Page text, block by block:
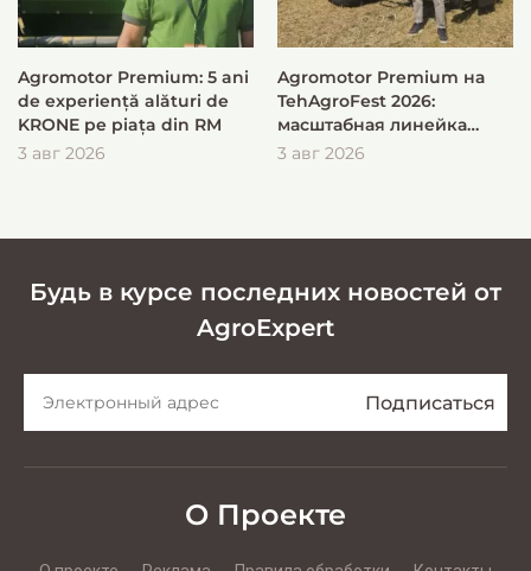
Agromotor Premium: 5 ani
de experiență alături de
KRONE pe piața din RM
3 авг 2026
Agromotor Premium на
TehAgroFest 2026:
масштабная линейка
KRONE для быстрой и
3 авг 2026
Будь в курсе последних новостей от
AgroExpert
О Проекте